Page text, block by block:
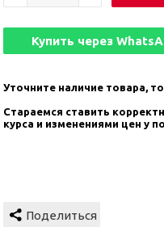
Купить через
Уточните наличие товара,
Стараемся ставить
курса и изменениями цен у